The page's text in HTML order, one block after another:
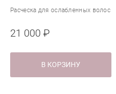
Расческа для ослабленных волос
21 000 ₽
В КОРЗИНУ